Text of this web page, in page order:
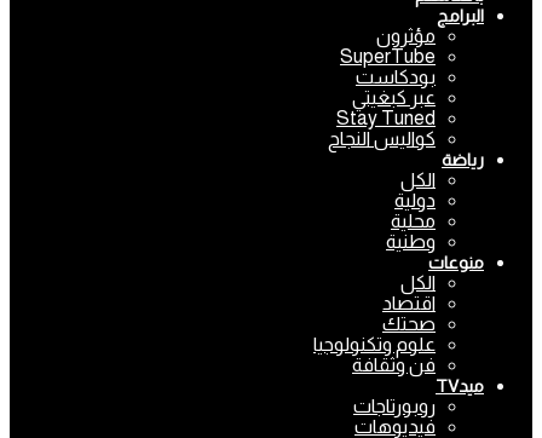
البرامج
مؤثرون
SuperTube
بودكاست
عبر كبغيتي
Stay Tuned
كواليس النجاح
رياضة
الكل
دولية
محلية
وطنية
منوعات
الكل
اقتصاد
صحتك
علوم وتكنولوجيا
فن وثقافة
ميدTV
روبورتاجات
فيديوهات